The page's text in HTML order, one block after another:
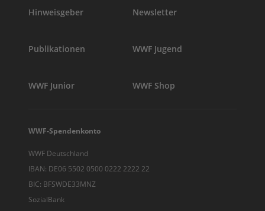
Hinweisgeber Newsletter
Publikationen WWF Jugend
WWF Junior WWF Shop
WWF-Spendenkonto
WWF Deutschland
IBAN: DE06 5502 0500 0222 2222 22
BIC: BFSWDE33MNZ
SozialBank